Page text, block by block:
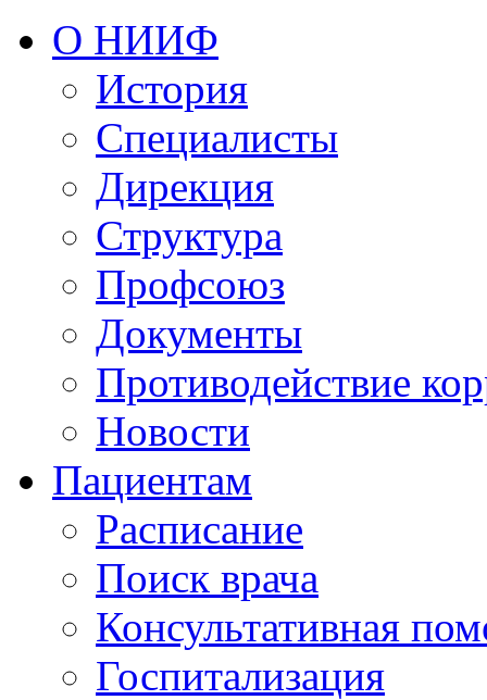
О НИИФ
История
Специалисты
Дирекция
Структура
Профсоюз
Документы
Противодействие
Новости
Пациентам
Расписание
Поиск врача
Консультативная
Госпитализация